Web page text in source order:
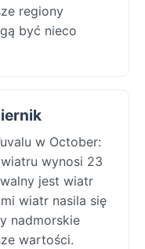
regiony
być nieco
w October:
wynosi 23
jest wiatr
wiatr nasila się
nadmorskie
wartości.